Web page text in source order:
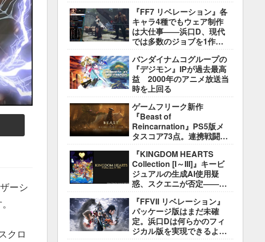
ーシ
クロ
で」
『FF7 リベレーション』各
キャラ4種でもウェア制作
は大仕事――浜口D、現代
では多数のジョブを1作に
説明
バンダイナムコグループの
『デジモン』IPが過去最高
益 2000年のアニメ放送当
時を上回る
ゲームフリーク新作
『Beast of
Reincarnation』PS5版メ
タスコア73点。連携戦闘は
き”には不満
『KINGDOM HEARTS
Collection [I～III]』キービ
ジュアルの生成AI使用疑
惑、スクエニが否定――不
ス」
『FFVII リベレーション』
パッケージ版はまだ未確
定。浜口Dは何らかのフィ
ジカル版を実現できるよう